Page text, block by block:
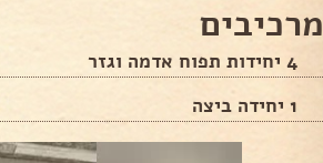
מרכיבים
4 יחידות תפוח אדמה וגזר
1 יחידה ביצה